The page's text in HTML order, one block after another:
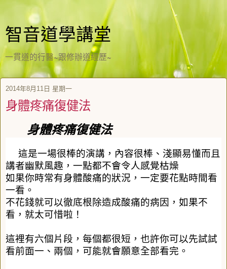
智音道學講堂
一貫道的行醫~跟修辦道經歷~
2014年8月11日 星期一
身體疼痛復健法
身體疼痛復健法
這是一場很棒的演講，內容很棒、淺顯易懂而且
講者幽默風趣，一點都不會令人感覺枯燥
如果你時常有身體酸痛的狀況，一定要花點時間看
一看。
不花錢就可以徹底根除造成酸痛的病因，如果不
看，就太可惜啦！
這裡有六個片段，每個都很短，也許你可以先試試
看前面一、兩個，可能就會願意全部看完。